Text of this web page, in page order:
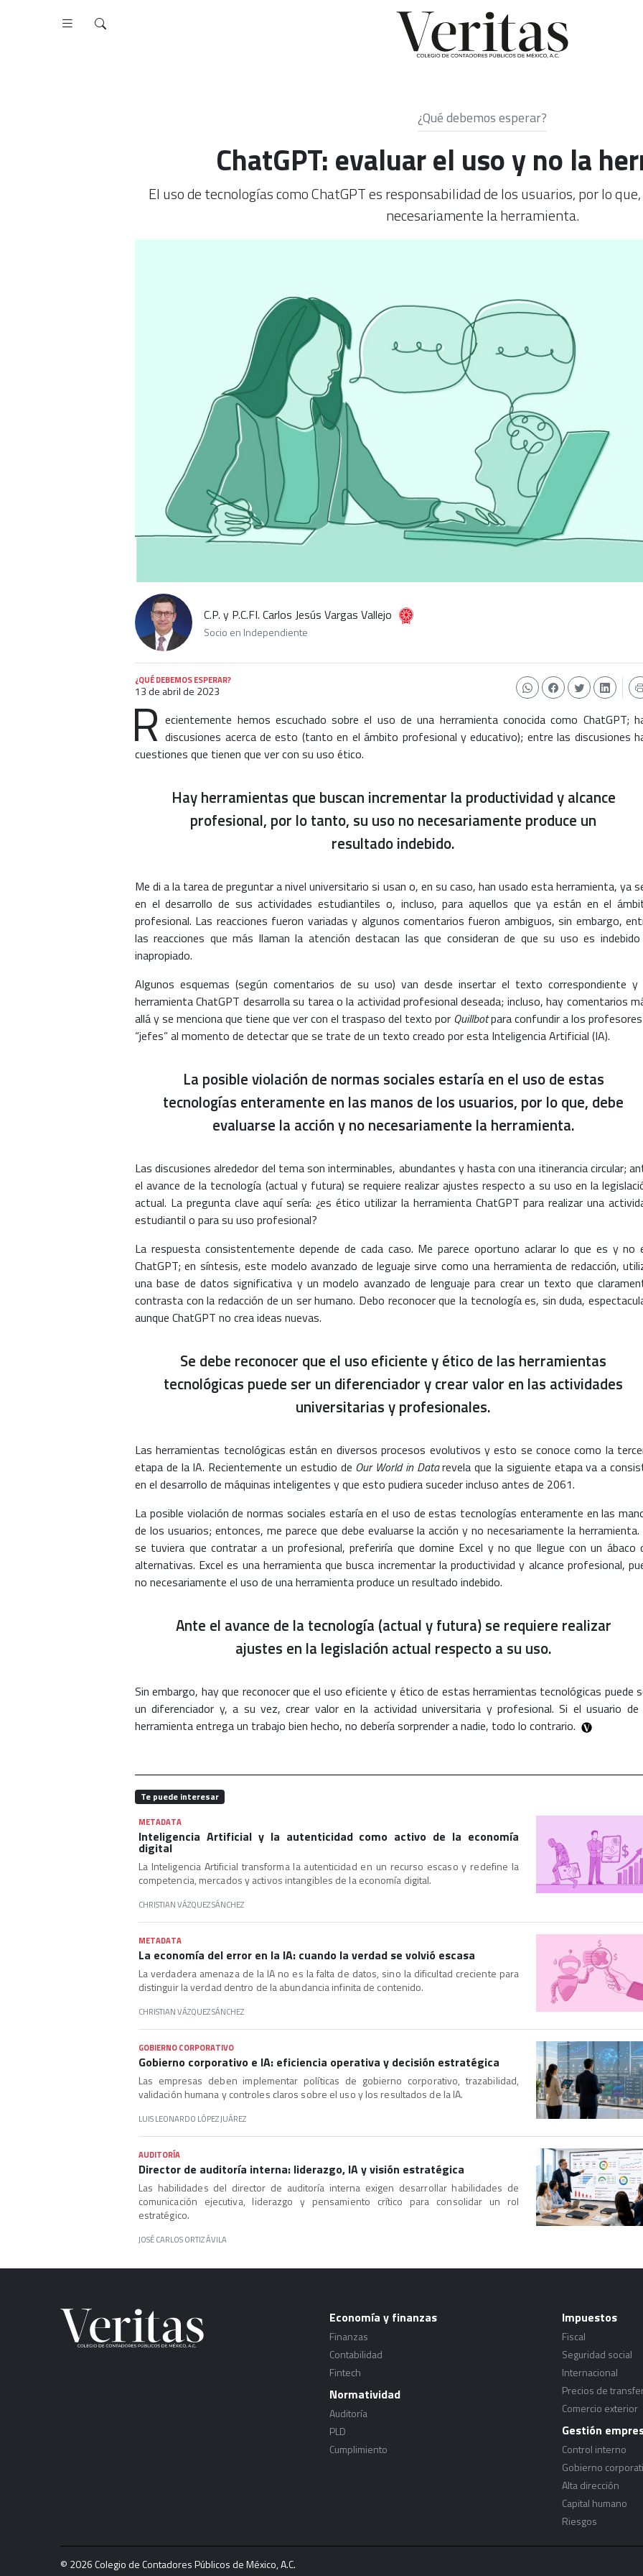
¿Qué debemos esperar?
ChatGPT: evaluar el uso y no la
El uso de tecnologías como ChatGPT es responsabilidad de los usuarios, por lo
necesariamente la herramienta.
C.P. y P.C.FI. Carlos Jesús Vargas Vallejo
Socio en Independiente
¿QUÉ DEBEMOS ESPERAR?
13 de abril de 2023
R ecientemente hemos escuchado sobre el uso de una herramienta conocida como ChatGPT;
discusiones acerca de esto (tanto en el ámbito profesional y educativo); entre las discusiones
cuestiones que tienen que ver con su uso ético.
Hay herramientas que buscan incrementar la productividad y alcance
profesional, por lo tanto, su uso no necesariamente produce un
resultado indebido.
Me di a la tarea de preguntar a nivel universitario si usan o, en su caso, han usado esta herramienta, ya
en el desarrollo de sus actividades estudiantiles o, incluso, para aquellos que ya están en el
profesional. Las reacciones fueron variadas y algunos comentarios fueron ambiguos, sin embargo,
las reacciones que más llaman la atención destacan las que consideran de que su uso es
inapropiado.
Algunos esquemas (según comentarios de su uso) van desde insertar el texto correspondiente y
herramienta ChatGPT desarrolla su tarea o la actividad profesional deseada; incluso, hay comentarios
allá y se menciona que tiene que ver con el traspaso del texto por Quillbotpara confundir a los
“jefes” al momento de detectar que se trate de un texto creado por esta Inteligencia Artificial (IA).
La posible violación de normas sociales estaría en el uso de estas
tecnologías enteramente en las manos de los usuarios, por lo que, debe
evaluarse la acción y no necesariamente la herramienta.
Las discusiones alrededor del tema son interminables, abundantes y hasta con una itinerancia circular;
el avance de la tecnología (actual y futura) se requiere realizar ajustes respecto a su uso en la
actual. La pregunta clave aquí sería: ¿es ético utilizar la herramienta ChatGPT para realizar una
estudiantil o para su uso profesional?
La respuesta consistentemente depende de cada caso. Me parece oportuno aclarar lo que es y no
ChatGPT; en síntesis, este modelo avanzado de leguaje sirve como una herramienta de redacción,
una base de datos significativa y un modelo avanzado de lenguaje para crear un texto que
contrasta con la redacción de un ser humano. Debo reconocer que la tecnología es, sin duda,
aunque ChatGPT no crea ideas nuevas.
Se debe reconocer que el uso eficiente y ético de las herramientas
tecnológicas puede ser un diferenciador y crear valor en las actividades
universitarias y profesionales.
Las herramientas tecnológicas están en diversos procesos evolutivos y esto se conoce como la
etapa de la IA. Recientemente un estudio de Our World in Datarevela que la siguiente etapa va a
en el desarrollo de máquinas inteligentes y que esto pudiera suceder incluso antes de 2061.
La posible violación de normas sociales estaría en el uso de estas tecnologías enteramente en las
de los usuarios; entonces, me parece que debe evaluarse la acción y no necesariamente la herramienta.
se tuviera que contratar a un profesional, preferiría que domine Excel y no que llegue con un ábaco
alternativas. Excel es una herramienta que busca incrementar la productividad y alcance profesional,
no necesariamente el uso de una herramienta produce un resultado indebido.
Ante el avance de la tecnología (actual y futura) se requiere realizar
ajustes en la legislación actual respecto a su uso.
Sin embargo, hay que reconocer que el uso eficiente y ético de estas herramientas tecnológicas puede
un diferenciador y, a su vez, crear valor en la actividad universitaria y profesional. Si el usuario de
herramienta entrega un trabajo bien hecho, no debería sorprender a nadie, todo lo contrario.
Te puede interesar
METADATA
Inteligencia Artificial y la autenticidad como activo de la economía
digital
La Inteligencia Artificial transforma la autenticidad en un recurso escaso y redefine la
competencia, mercados y activos intangibles de la economía digital.
CHRISTIAN VÁZQUEZ SÁNCHEZ
METADATA
La economía del error en la IA: cuando la verdad se volvió escasa
La verdadera amenaza de la IA no es la falta de datos, sino la dificultad creciente para
distinguir la verdad dentro de la abundancia infinita de contenido.
CHRISTIAN VÁZQUEZ SÁNCHEZ
GOBIERNO CORPORATIVO
Gobierno corporativo e IA: eficiencia operativa y decisión estratégica
Las empresas deben implementar políticas de gobierno corporativo, trazabilidad,
validación humana y controles claros sobre el uso y los resultados de la IA.
LUIS LEONARDO LÓPEZ JUÁREZ
AUDITORÍA
Director de auditoría interna: liderazgo, IA y visión estratégica
Las habilidades del director de auditoría interna exigen desarrollar habilidades de
comunicación ejecutiva, liderazgo y pensamiento crítico para consolidar un rol
estratégico.
JOSÉ CARLOS ORTIZ ÁVILA
Economía y finanzas
Finanzas
Contabilidad
Fintech
Normatividad
Auditoría
PLD
Cumplimiento
Impuestos
Fiscal
Seguridad social
Internacional
Precios de
Comercio exterior
Gestión
Control interno
Gobierno
Alta dirección
Capital humano
Riesgos
© 2026 Colegio de Contadores Públicos de México, A.C.